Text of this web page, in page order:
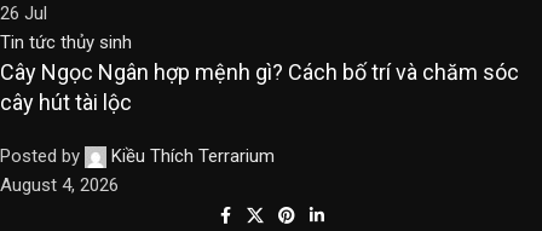
26 Jul
Tin tức thủy sinh
Cây Ngọc Ngân hợp mệnh gì? Cách bố trí và chăm sóc
cây hút tài lộc
Posted by
Kiều Thích Terrarium
August 4, 2026